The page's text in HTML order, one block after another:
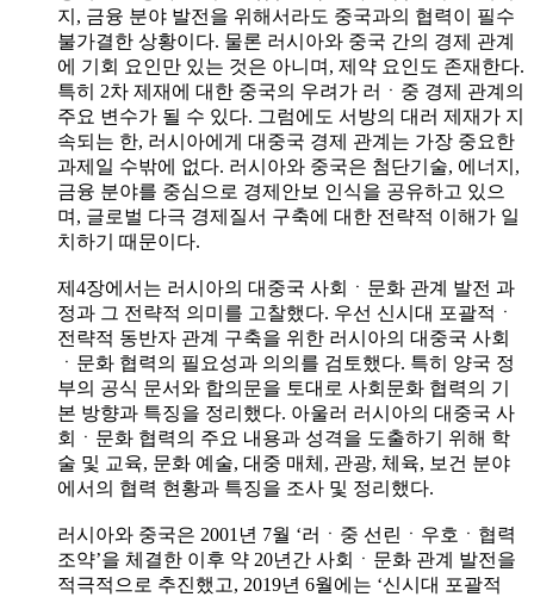
지, 금융 분야 발전을 위해서라도 중국과의 협력이 필수
불가결한 상황이다. 물론 러시아와 중국 간의 경제 관계
에 기회 요인만 있는 것은 아니며, 제약 요인도 존재한다.
특히 2차 제재에 대한 중국의 우려가 러ㆍ중 경제 관계의
주요 변수가 될 수 있다. 그럼에도 서방의 대러 제재가 지
속되는 한, 러시아에게 대중국 경제 관계는 가장 중요한
과제일 수밖에 없다. 러시아와 중국은 첨단기술, 에너지,
금융 분야를 중심으로 경제안보 인식을 공유하고 있으
며, 글로벌 다극 경제질서 구축에 대한 전략적 이해가 일
치하기 때문이다.
제4장에서는 러시아의 대중국 사회ㆍ문화 관계 발전 과
정과 그 전략적 의미를 고찰했다. 우선 신시대 포괄적ㆍ
전략적 동반자 관계 구축을 위한 러시아의 대중국 사회
ㆍ문화 협력의 필요성과 의의를 검토했다. 특히 양국 정
부의 공식 문서와 합의문을 토대로 사회문화 협력의 기
본 방향과 특징을 정리했다. 아울러 러시아의 대중국 사
회ㆍ문화 협력의 주요 내용과 성격을 도출하기 위해 학
술 및 교육, 문화 예술, 대중 매체, 관광, 체육, 보건 분야
에서의 협력 현황과 특징을 조사 및 정리했다.
러시아와 중국은 2001년 7월 ‘러ㆍ중 선린ㆍ우호ㆍ협력
조약’을 체결한 이후 약 20년간 사회ㆍ문화 관계 발전을
적극적으로 추진했고, 2019년 6월에는 ‘신시대 포괄적